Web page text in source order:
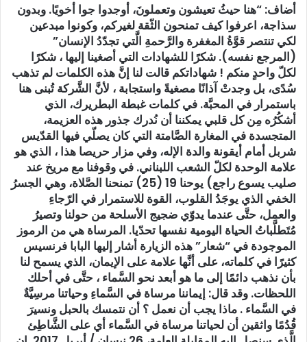
أضاف: “هنا حيثُ تعيشون وتعملونَ، أوجدوا جوا أخويًا. وبدون
سذاجة، اعرفوا كيف تمنحون الثّقة لغيركم، وكونوا مبدعين
لكي تنتصر قوَّةُ المغفرة والرَّحمةِ الَّتي تجدّدُ الإنسان”
(المرجع نفسه). شكرًا للشهادات التي أصغينا إليها ، شكرًا
لكلّ واحدٍ منكم ! شهاداتكم قالت لنا إنَّ هذه الكلمات لم تذهب
سُدًى، بل وجدتْ آذانًا مصغيةً واستجابة ، لأنَّ الشَّركة تُبنى هنا
باستمرار في المحبَّة. في كلمات غبطة البطريرك، الذي
أشكُرُه مِن كل قلبي يمكننا أن نُدرك جذور هذه العزيمة،
المتجسدة في المغارة الصَّامتة التي كان يصلّي فيها القدّيس
شربل أمام أيقونة والدة الإله، وفي مزار حريصا هذا ، الذي هو
علامة الوحدة لكلّ الشعب اللبناني. في وقوفنا مع مريخ عند
صليب يسوع راجع) يوحنا 19 (25) تمنحنا الصَّلاة، وهي الجسرُ
الخفي الذي يوجَدُ القلوب، القوة للاستمرار في الرّجاءِ
والعمل، حتَّى عندما يدوّي ضجيج الأسلحة من حولنا وتصيرُ
مُتَطلَّباتُ الحياة اليومية نفسها تحدّيا. المرساة هي من الرموز
الموجودة في “شعار” هذه الزيارة أشار إليها البابا فرنسيس
كثيرًا في كلماته، على أنَّها علامة على الإيمان، الذي يسمح لنا
بأن نذهب دائمًا إلى ما هو أبعد نحو السَّماء ، حتَّى في أحلك
اللحظات. وقد قال: إيماننا مرساة في السَّماءِ وحياتنا مرسِيَّةٌ
في السَّماء . ماذا يجب أن نعمل ؟ أن نتمسك بالحبل ونسيرَ
قُدُمًا واثقين أن لحياتنا مرساة في السَّماء أي على الشَّاطِئ